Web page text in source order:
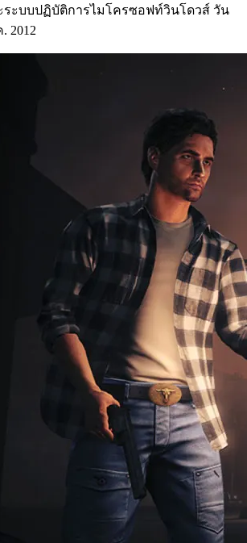
ระบบปฏิบัติการไมโครซอฟท์วินโดวส์ วัน
2012